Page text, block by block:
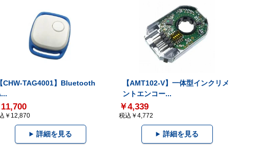
【CHW-TAG4001】Bluetooth
11,700
￥12,870
詳細を見る
【AMT102-V】一体型インクリメ
ントエンコー...
￥4,339
税込￥4,772
詳細を見る